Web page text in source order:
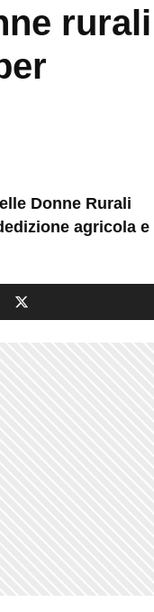
rurali
Donne Rurali
agricola e